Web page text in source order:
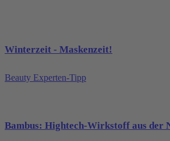
Winterzeit - Maskenzeit!
Beauty Experten-Tipp
Bambus: Hightech-Wirkstoff aus der